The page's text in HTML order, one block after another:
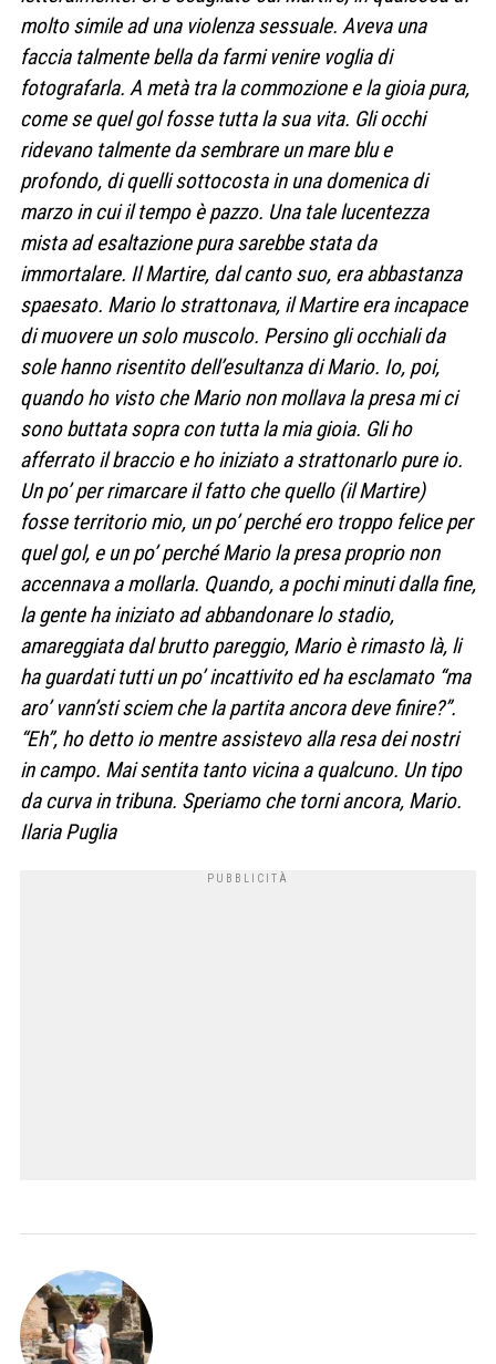
molto simile ad una violenza sessuale. Aveva una
faccia talmente bella da farmi venire voglia di
fotografarla. A metà tra la commozione e la gioia pura,
come se quel gol fosse tutta la sua vita. Gli occhi
ridevano talmente da sembrare un mare blu e
profondo, di quelli sottocosta in una domenica di
marzo in cui il tempo è pazzo. Una tale lucentezza
mista ad esaltazione pura sarebbe stata da
immortalare. Il Martire, dal canto suo, era abbastanza
spaesato. Mario lo strattonava, il Martire era incapace
di muovere un solo muscolo. Persino gli occhiali da
sole hanno risentito dell’esultanza di Mario. Io, poi,
quando ho visto che Mario non mollava la presa mi ci
sono buttata sopra con tutta la mia gioia. Gli ho
afferrato il braccio e ho iniziato a strattonarlo pure io.
Un po’ per rimarcare il fatto che quello (il Martire)
fosse territorio mio, un po’ perché ero troppo felice per
quel gol, e un po’ perché Mario la presa proprio non
accennava a mollarla. Quando, a pochi minuti dalla fine,
la gente ha iniziato ad abbandonare lo stadio,
amareggiata dal brutto pareggio, Mario è rimasto là, li
ha guardati tutti un po’ incattivito ed ha esclamato “ma
aro’ vann’sti sciem che la partita ancora deve finire?”.
“Eh”, ho detto io mentre assistevo alla resa dei nostri
in campo. Mai sentita tanto vicina a qualcuno. Un tipo
da curva in tribuna. Speriamo che torni ancora, Mario.
Ilaria Puglia